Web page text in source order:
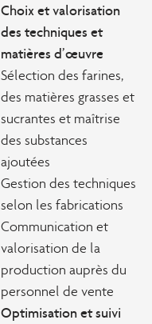
Choix et valorisation
des techniques et
matières d’œuvre
Sélection des farines,
des matières grasses et
sucrantes et maîtrise
des substances
ajoutées
Gestion des techniques
selon les fabrications
Communication et
valorisation de la
production auprès du
personnel de vente
Optimisation et suivi